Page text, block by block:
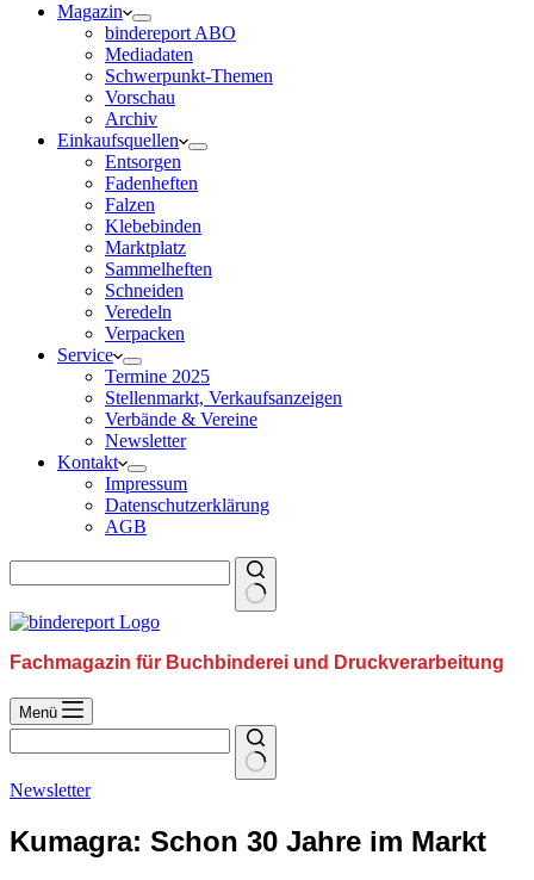
Magazin
bindereport ABO
Mediadaten
Schwerpunkt-Themen
Vorschau
Archiv
Einkaufsquellen
Entsorgen
Fadenheften
Falzen
Klebebinden
Marktplatz
Sammelheften
Schneiden
Veredeln
Verpacken
Service
Termine 2025
Stellenmarkt, Verkaufsanzeigen
Verbände & Vereine
Newsletter
Kontakt
Impressum
Datenschutzerklärung
AGB
Fachmagazin für Buchbinderei und Druckverarbeitung
Menü
Newsletter
Kumagra: Schon 30 Jahre im Markt